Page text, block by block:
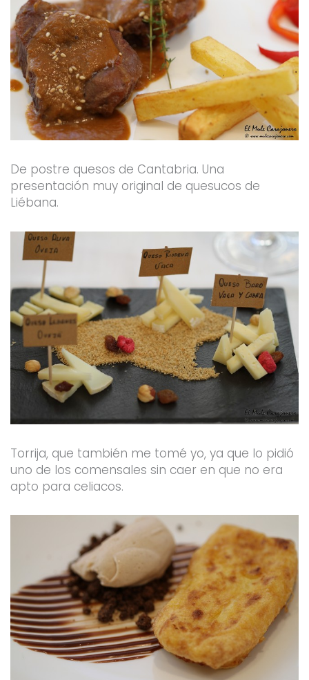
De postre quesos de Cantabria. Una
presentación muy original de quesucos de
Liébana.
Torrija, que también me tomé yo, ya que lo pidió
uno de los comensales sin caer en que no era
apto para celiacos.